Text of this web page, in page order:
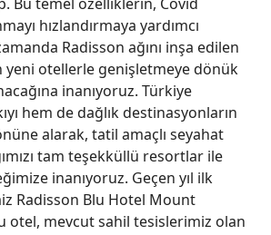
hızlandırmaya yardımcı
Radisson ağını inşa edilen
otellerle genişletmeye dönük
inanıyoruz. Türkiye
hem de dağlık destinasyonların
alarak, tatil amaçlı seyahat
tam teşekküllü resortlar ile
inanıyoruz. Geçen yıl ilk
Radisson Blu Hotel Mount
otel, mevcut sahil tesislerimiz olan